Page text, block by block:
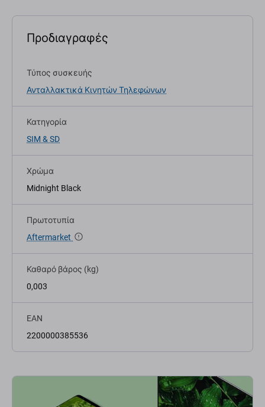
Προδιαγραφές
Τύπος συσκευής
Ανταλλακτικά Κινητών Τηλεφώνων
Κατηγορία
SIM & SD
Χρώμα
Midnight Black
Πρωτοτυπία
Aftermarket
Καθαρό βάρος (kg)
0,003
EAN
2200000385536